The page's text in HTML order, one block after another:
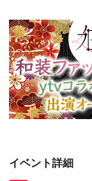
イベント詳細